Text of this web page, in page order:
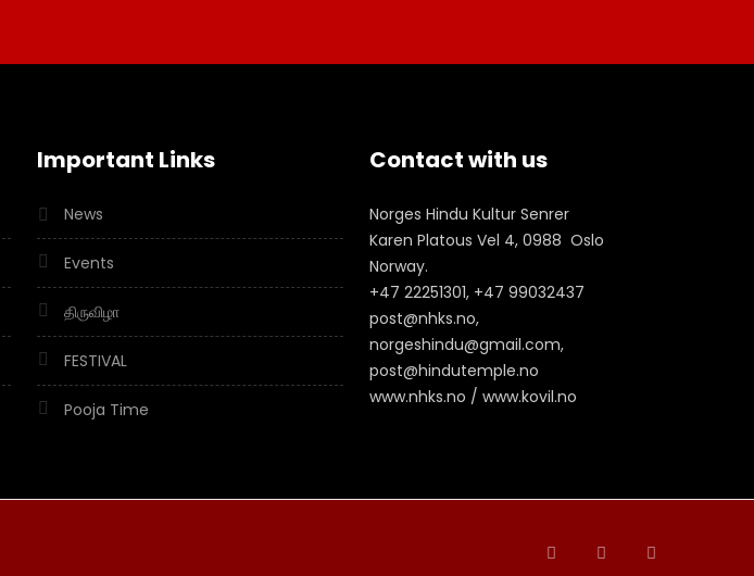
Important Links
News
Events
திருவிழா
FESTIVAL
Pooja Time
Contact with us
Norges Hindu Kultur Senrer
Karen Platous Vel 4, 0988 Oslo
Norway.
+47 22251301, +47 99032437
post@nhks.no,
norgeshindu@gmail.com,
post@hindutemple.no
www.nhks.no / www.kovil.no